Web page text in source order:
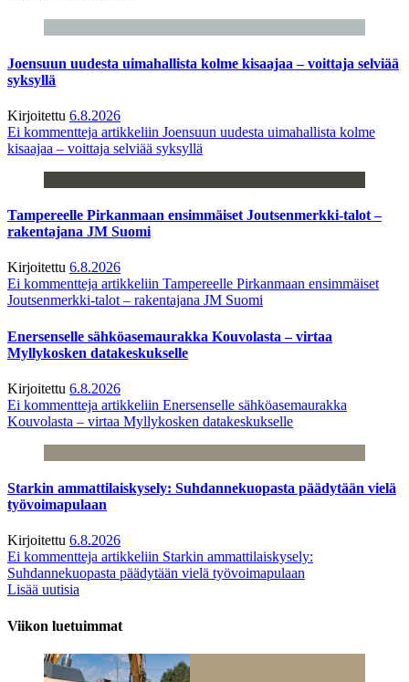
Joensuun uudesta uimahallista kolme kisaajaa – voittaja selviää
syksyllä
Kirjoitettu 6.8.2026
Ei kommentteja artikkeliin Joensuun uudesta uimahallista kolme
kisaajaa – voittaja selviää syksyllä
Tampereelle Pirkanmaan ensimmäiset Joutsenmerkki-talot –
rakentajana JM Suomi
Kirjoitettu 6.8.2026
Ei kommentteja artikkeliin Tampereelle Pirkanmaan ensimmäiset
Joutsenmerkki-talot – rakentajana JM Suomi
Enersenselle sähköasemaurakka Kouvolasta – virtaa
Myllykosken datakeskukselle
Kirjoitettu 6.8.2026
Ei kommentteja artikkeliin Enersenselle sähköasemaurakka
Kouvolasta – virtaa Myllykosken datakeskukselle
Starkin ammattilaiskysely: Suhdannekuopasta päädytään vielä
työvoimapulaan
Kirjoitettu 6.8.2026
Ei kommentteja artikkeliin Starkin ammattilaiskysely:
Suhdannekuopasta päädytään vielä työvoimapulaan
Lisää uutisia
Viikon luetuimmat